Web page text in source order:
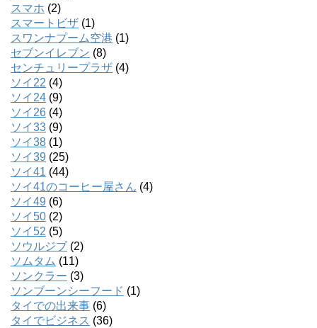
スマホ (2)
スマートビザ (1)
スワンナプーム空港 (1)
セブンイレブン (8)
センチュリープラザ (4)
ソイ22 (4)
ソイ24 (9)
ソイ26 (4)
ソイ33 (9)
ソイ38 (1)
ソイ39 (25)
ソイ41 (44)
ソイ41のコーヒー屋さん (4)
ソイ49 (6)
ソイ50 (2)
ソイ52 (5)
ソウルジブ (2)
ソムタム (11)
ソンクラー (3)
ソンブーンシーフード (1)
タイでの出来事 (6)
タイでビジネス (36)